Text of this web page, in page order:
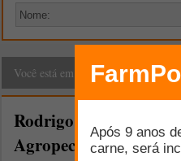
Você está em: Leite & Mercado>
Rodrigo Figueiredo é o
Agropecuária